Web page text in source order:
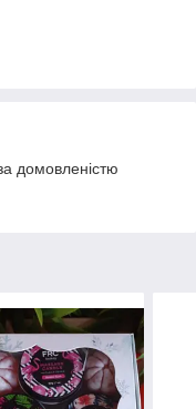
домовленістю